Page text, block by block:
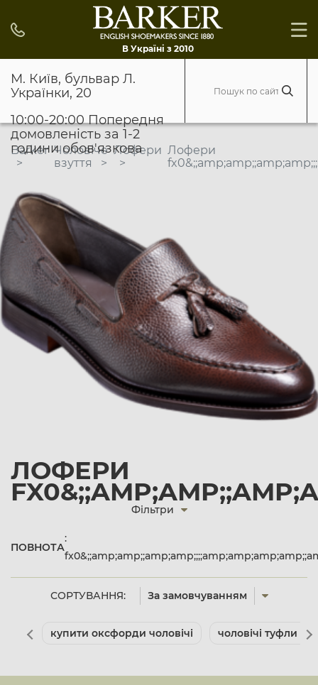
В Україні з 2010
М. Київ, бульвар Л.
Українки, 20
10:00-20:00 Попередня
домовленість за 1-2
години обов'язкова
Barker Чоловіче
взуття
Лофери Лофери
ЛОФЕРИ
СОРТУВАННЯ: За замовчуванням
Фільтри
ПОВНОТА
:
купити оксфорди чоловічі чоловічі туфли